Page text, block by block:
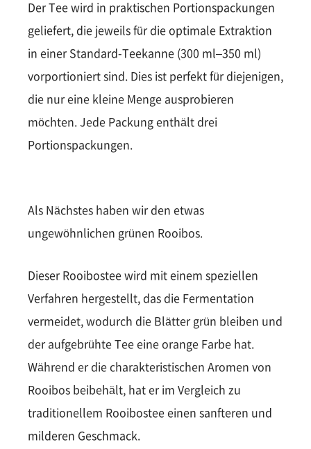
Der Tee wird in praktischen Portionspackungen
geliefert, die jeweils für die optimale Extraktion
in einer Standard-Teekanne (300 ml–350 ml)
vorportioniert sind. Dies ist perfekt für diejenigen,
die nur eine kleine Menge ausprobieren
möchten. Jede Packung enthält drei
Portionspackungen.
Als Nächstes haben wir den etwas
ungewöhnlichen grünen Rooibos.
Dieser Rooibostee wird mit einem speziellen
Verfahren hergestellt, das die Fermentation
vermeidet, wodurch die Blätter grün bleiben und
der aufgebrühte Tee eine orange Farbe hat.
Während er die charakteristischen Aromen von
Rooibos beibehält, hat er im Vergleich zu
traditionellem Rooibostee einen sanfteren und
milderen Geschmack.